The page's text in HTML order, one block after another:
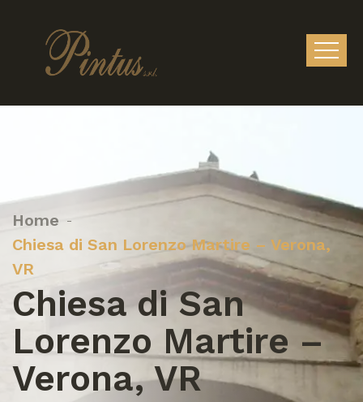
Home
Chiesa di San Lorenzo Martire – Verona,
VR
Chiesa di San
Lorenzo Martire –
Verona, VR